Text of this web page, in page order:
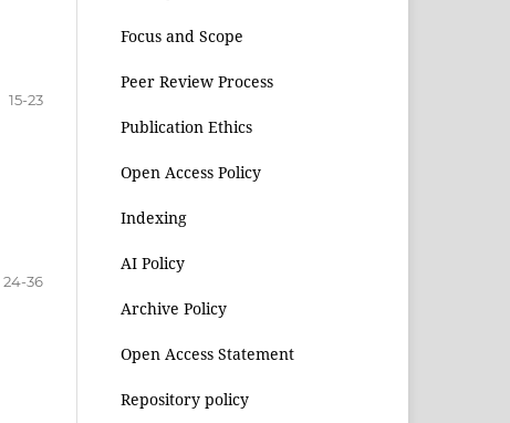
15-23
24-36
Focus and Scope
Peer Review Process
Publication Ethics
Open Access Policy
Indexing
AI Policy
Archive Policy
Open Access Statement
Repository policy